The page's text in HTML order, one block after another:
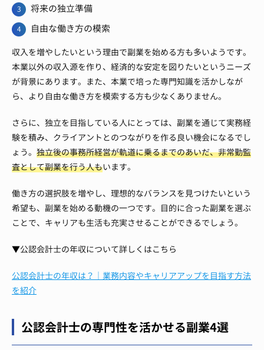
将来の独立準備
自由な働き方の模索
収入を増やしたいという理由で副業を始める方も多いようです。
本業以外の収入源を作り、経済的な安定を図りたいというニーズ
が背景にあります。また、本業で培った専門知識を活かしなが
ら、より自由な働き方を模索する方も少なくありません。
さらに、独立を目指している人にとっては、副業を通じて実務経
験を積み、クライアントとのつながりを作る良い機会になるでし
ょう。 独立後の事務所経営が軌道に乗るまでのあいだ、非常勤監
査として副業を行う人もいます。
働き方の選択肢を増やし、理想的なバランスを見つけたいという
希望も、副業を始める動機の一つです。目的に合った副業を選ぶ
ことで、キャリアも生活も充実させることができるでしょう。
▼公認会計士の年収について詳しくはこちら
公認会計士の年収は？｜業務内容やキャリアアップを目指す方法
を紹介
公認会計士の専門性を活かせる副業4選